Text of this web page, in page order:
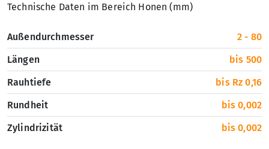
Technische Daten im Bereich Honen (mm)
Außendurchmesser
2 - 80
Längen
bis 500
Rauhtiefe
bis Rz 0,16
Rundheit
bis 0,002
Zylindrizität
bis 0,002